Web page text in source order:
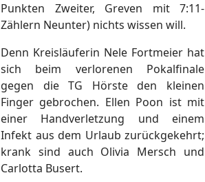
Punkten Zweiter, Greven mit 7:11-
Zählern Neunter) nichts wissen will.
Denn Kreisläuferin Nele Fortmeier hat
sich beim verlorenen Pokalfinale
gegen die TG Hörste den kleinen
Finger gebrochen. Ellen Poon ist mit
einer Handverletzung und einem
Infekt aus dem Urlaub zurückgekehrt;
krank sind auch Olivia Mersch und
Carlotta Busert.